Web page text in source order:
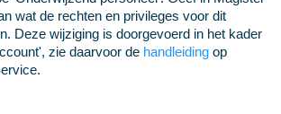
wat de rechten en privileges voor dit
Deze wijziging is doorgevoerd in het kader
zie daarvoor de handleiding op